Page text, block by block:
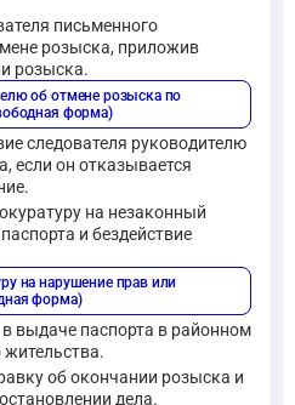
письменного
розыска, приложив
розыска.
об отмене розыска по
форма)
следователя руководителю
если он отказывается
на незаконный
и бездействие
на нарушение прав или
форма)
выдаче паспорта в районном
жительства.
об окончании розыска и
дела.